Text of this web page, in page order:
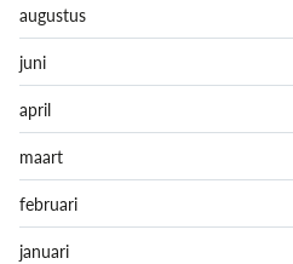
augustus
juni
april
maart
februari
januari